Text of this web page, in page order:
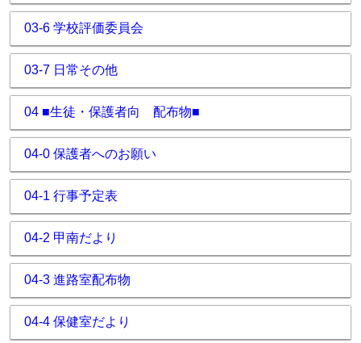
03-6 学校評価委員会
03-7 日常その他
04 ■生徒・保護者向 配布物■
04-0 保護者へのお願い
04-1 行事予定表
04-2 甲南だより
04-3 進路室配布物
04-4 保健室だより